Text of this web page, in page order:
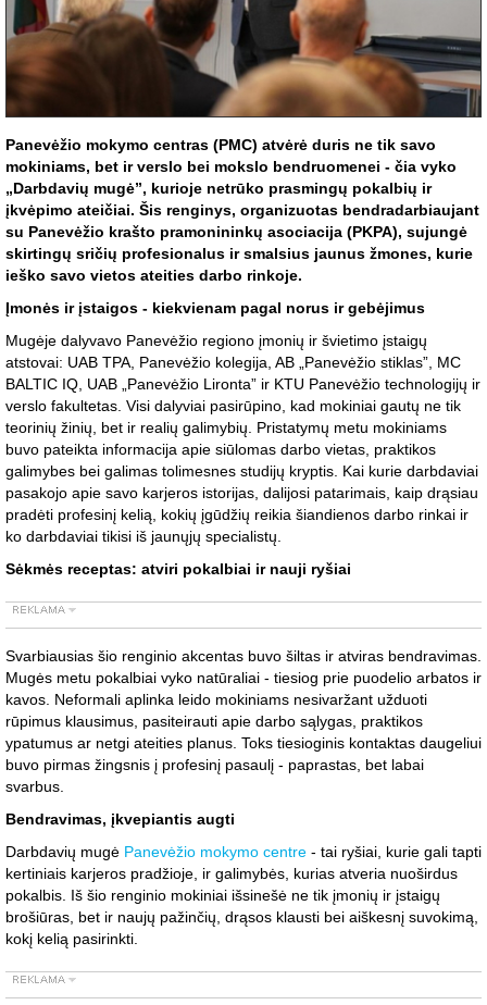
Panevėžio mokymo centras (PMC) atvėrė duris ne tik savo
mokiniams, bet ir verslo bei mokslo bendruomenei - čia vyko
„Darbdavių mugė”, kurioje netrūko prasmingų pokalbių ir
įkvėpimo ateičiai. Šis renginys, organizuotas bendradarbiaujant
su Panevėžio krašto pramonininkų asociacija (PKPA), sujungė
skirtingų sričių profesionalus ir smalsius jaunus žmones, kurie
ieško savo vietos ateities darbo rinkoje.
Įmonės ir įstaigos - kiekvienam pagal norus ir gebėjimus
Mugėje dalyvavo Panevėžio regiono įmonių ir švietimo įstaigų
atstovai: UAB TPA, Panevėžio kolegija, AB „Panevėžio stiklas”, MC
BALTIC IQ, UAB „Panevėžio Lironta” ir KTU Panevėžio technologijų ir
verslo fakultetas. Visi dalyviai pasirūpino, kad mokiniai gautų ne tik
teorinių žinių, bet ir realių galimybių. Pristatymų metu mokiniams
buvo pateikta informacija apie siūlomas darbo vietas, praktikos
galimybes bei galimas tolimesnes studijų kryptis. Kai kurie darbdaviai
pasakojo apie savo karjeros istorijas, dalijosi patarimais, kaip drąsiau
pradėti profesinį kelią, kokių įgūdžių reikia šiandienos darbo rinkai ir
ko darbdaviai tikisi iš jaunųjų specialistų.
Sėkmės receptas: atviri pokalbiai ir nauji ryšiai
Svarbiausias šio renginio akcentas buvo šiltas ir atviras bendravimas.
Mugės metu pokalbiai vyko natūraliai - tiesiog prie puodelio arbatos ir
kavos. Neformali aplinka leido mokiniams nesivaržant užduoti
rūpimus klausimus, pasiteirauti apie darbo sąlygas, praktikos
ypatumus ar netgi ateities planus. Toks tiesioginis kontaktas daugeliui
buvo pirmas žingsnis į profesinį pasaulį - paprastas, bet labai
svarbus.
Bendravimas, įkvepiantis augti
Darbdavių mugė Panevėžio mokymo centre - tai ryšiai, kurie gali tapti
kertiniais karjeros pradžioje, ir galimybės, kurias atveria nuoširdus
pokalbis. Iš šio renginio mokiniai išsinešė ne tik įmonių ir įstaigų
brošiūras, bet ir naujų pažinčių, drąsos klausti bei aiškesnį suvokimą,
kokį kelią pasirinkti.